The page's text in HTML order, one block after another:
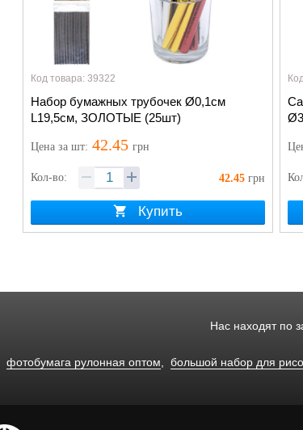
Код товара: 39322
Набор бумажных трубочек Ø0,1см
L19,5см, ЗОЛОТЫЕ (25шт)
Цена за шт: 42.45 грн
Кол-во: 42.45 грн
Купить
Нас находят по
фотобумага рулонная оптом большой набор для